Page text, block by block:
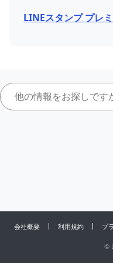
LINEスタンプ プレ
会社概要 利用規約 プ
©